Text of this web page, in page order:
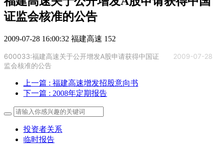
证监会核准的公告
2009-07-28 16:00:32 福建高速 152
2009-07-28
600033:福建高速关于公开增发A股申请获得中国证
监会核准的公告
上一篇 : 福建高速增发招股意向书
下一篇 : 2008年定期报告
投资者关系
临时报告